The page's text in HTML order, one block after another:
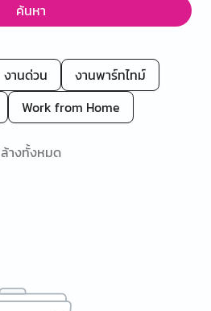
ค้นหา
งานด่วน
งานพาร์ทไทม์
Work from Home
ล้างทั้งหมด